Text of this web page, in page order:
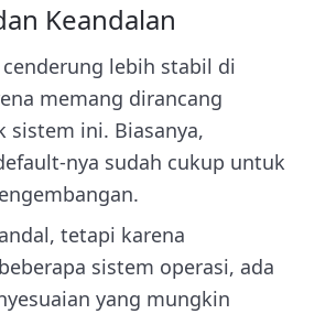
Keandalan
cenderung lebih stabil di
memang dirancang
sistem ini. Biasanya,
nya sudah cukup untuk
tetapi karena
sistem operasi, ada
yang mungkin